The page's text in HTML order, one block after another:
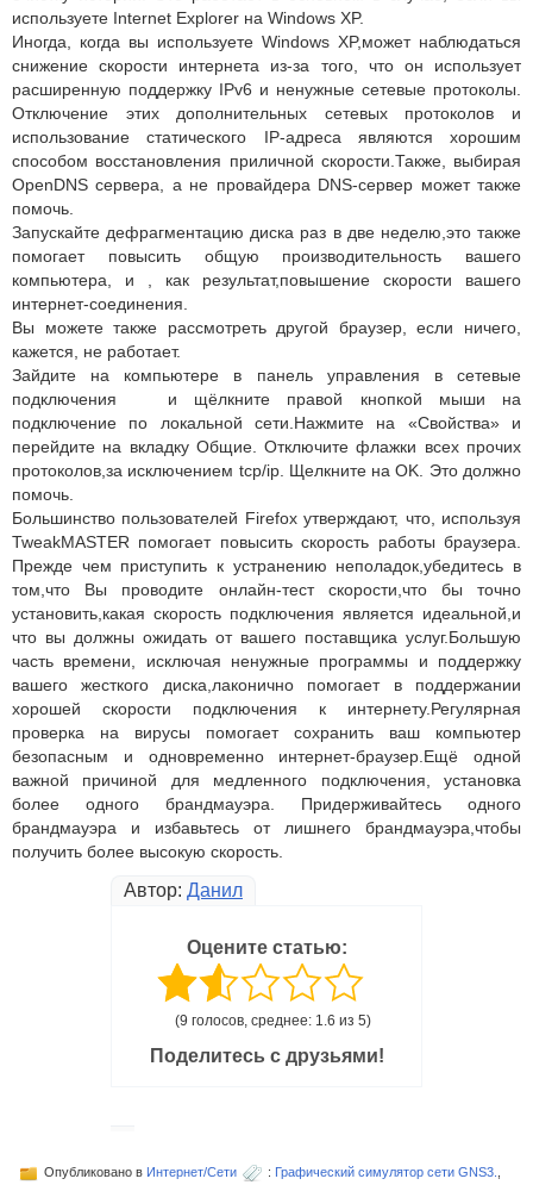
используете Internet Explorer на Windows XP.
Иногда, когда вы используете Windows XP,может наблюдаться
снижение скорости интернета из-за того, что он использует
расширенную поддержку IPv6 и ненужные сетевые протоколы.
Отключение этих дополнительных сетевых протоколов и
использование статического IP-адреса являются хорошим
способом восстановления приличной скорости.Также, выбирая
OpenDNS сервера, а не провайдера DNS-сервер может также
помочь.
Запускайте дефрагментацию диска раз в две неделю,это также
помогает повысить общую производительность вашего
компьютера, и , как результат,повышение скорости вашего
интернет-соединения.
Вы можете также рассмотреть другой браузер, если ничего,
кажется, не работает.
Зайдите на компьютере в панель управления в сетевые
подключения и щёлкните правой кнопкой мыши на
подключение по локальной сети.Нажмите на «Свойства» и
перейдите на вкладку Общие. Отключите флажки всех прочих
протоколов,за исключением tcp/ip. Щелкните на OK. Это должно
помочь.
Большинство пользователей Firefox утверждают, что, используя
TweakMASTER помогает повысить скорость работы браузера.
Прежде чем приступить к устранению неполадок,убедитесь в
том,что Вы проводите онлайн-тест скорости,что бы точно
установить,какая скорость подключения является идеальной,и
что вы должны ожидать от вашего поставщика услуг.Большую
часть времени, исключая ненужные программы и поддержку
вашего жесткого диска,лаконично помогает в поддержании
хорошей скорости подключения к интернету.Регулярная
проверка на вирусы помогает сохранить ваш компьютер
безопасным и одновременно интернет-браузер.Ещё одной
важной причиной для медленного подключения, установка
более одного брандмауэра. Придерживайтесь одного
брандмауэра и избавьтесь от лишнего брандмауэра,чтобы
получить более высокую скорость.
Автор: Данил
Оцените статью:
(9 голосов, среднее: 1.6 из 5)
Поделитесь с друзьями!
Опубликовано в Интернет/Сети : Графический симулятор сети GNS3.